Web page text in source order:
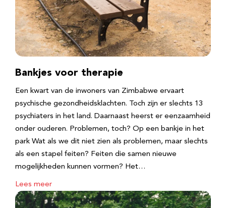
Bankjes voor therapie
Een kwart van de inwoners van Zimbabwe ervaart
psychische gezondheidsklachten. Toch zijn er slechts 13
psychiaters in het land. Daarnaast heerst er eenzaamheid
onder ouderen. Problemen, toch? Op een bankje in het
park Wat als we dit niet zien als problemen, maar slechts
als een stapel feiten? Feiten die samen nieuwe
mogelijkheden kunnen vormen? Het…
Lees meer